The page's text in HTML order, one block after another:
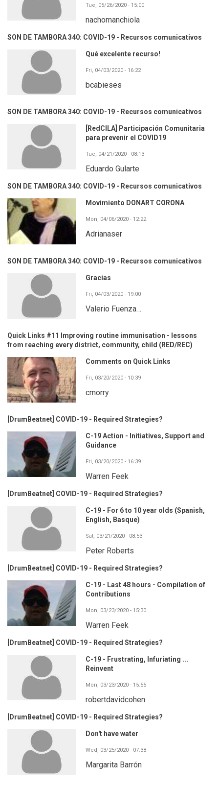
Tue, 05/26/2020 - 15:00
nachomanchiola
SON DE TAMBORA 340: COVID-19 - Recursos comunicativos
Qué excelente recurso!
Fri, 04/03/2020 - 16:22
bcabieses
SON DE TAMBORA 340: COVID-19 - Recursos comunicativos
[RedCILA] Participación Comunitaria
para prevenir el COVID19
Tue, 04/21/2020 - 08:13
Eduardo Gularte
SON DE TAMBORA 340: COVID-19 - Recursos comunicativos
Movimiento DONART CORONA
Mon, 04/06/2020 - 12:22
Adrianaser
SON DE TAMBORA 340: COVID-19 - Recursos comunicativos
Gracias
Fri, 04/03/2020 - 19:00
Valerio Fuenza…
Quick Links #11 Improving routine immunisation - lessons
from reaching every district, community, child (RED/REC)
Comments on Quick Links
Fri, 03/20/2020 - 10:39
cmorry
[DrumBeatnet] COVID-19 - Required Strategies?
C-19 Action - Initiatives, Support and
Guidance
Fri, 03/20/2020 - 16:39
Warren Feek
[DrumBeatnet] COVID-19 - Required Strategies?
C-19 - For 6 to 10 year olds (Spanish,
English, Basque)
Sat, 03/21/2020 - 08:53
Peter Roberts
[DrumBeatnet] COVID-19 - Required Strategies?
C-19 - Last 48 hours - Compilation of
Contributions
Mon, 03/23/2020 - 15:30
Warren Feek
[DrumBeatnet] COVID-19 - Required Strategies?
C-19 - Frustrating, Infuriating ...
Reinvent
Mon, 03/23/2020 - 15:55
robertdavidcohen
[DrumBeatnet] COVID-19 - Required Strategies?
Don't have water
Wed, 03/25/2020 - 07:38
Margarita Barrón